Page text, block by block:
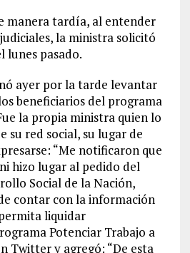
manera tardía, al entender
la ministra solicitó
lunes pasado.
ayer por la tarde levantar
beneficiarios del programa
la propia ministra quien lo
su red social, su lugar de
“Me notificaron que
hizo lugar al pedido del
Social de la Nación,
contar con la información
liquidar
Potenciar Trabajo a
Twitter y agregó: “De esta